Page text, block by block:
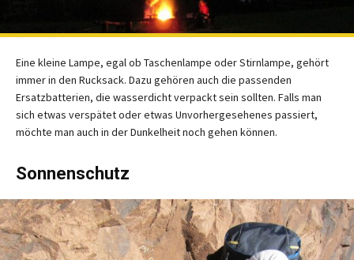
Eine kleine Lampe, egal ob Taschenlampe oder Stirnlampe, gehört
immer in den Rucksack. Dazu gehören auch die passenden
Ersatzbatterien, die wasserdicht verpackt sein sollten. Falls man
sich etwas verspätet oder etwas Unvorhergesehenes passiert,
möchte man auch in der Dunkelheit noch gehen können.
Sonnenschutz